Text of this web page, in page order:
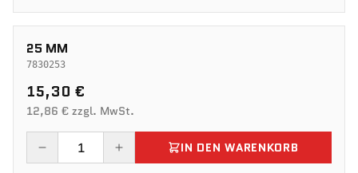
25 MM
7830253
15,30 €
12,86 € zzgl. MwSt.
IN DEN WARENKORB